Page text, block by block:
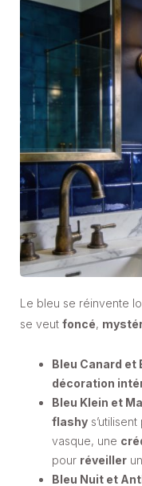
Le bleu se réinvente
se veut foncé,
Bleu Canard et
décoration
Bleu Klein et
flashy s’utilisent
vasque, une
pour réveiller
Bleu Nuit et